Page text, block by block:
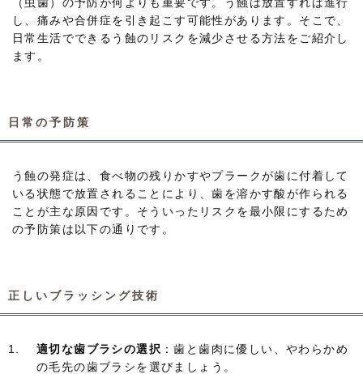
し、痛みや合併症を引き起こす可能性があります。そこで、
日常生活でできるう蝕のリスクを減少させる方法をご紹介し
ます。
日常の予防策
う蝕の発症は、食べ物の残りかすやプラークが歯に付着して
いる状態で放置されることにより、歯を溶かす酸が作られる
ことが主な原因です。そういったリスクを最小限にするため
の予防策は以下の通りです。
正しいブラッシング技術
適切な歯ブラシの選択 ：歯と歯肉に優しい、やわらかめ
の毛先の歯ブラシを選びましょう。